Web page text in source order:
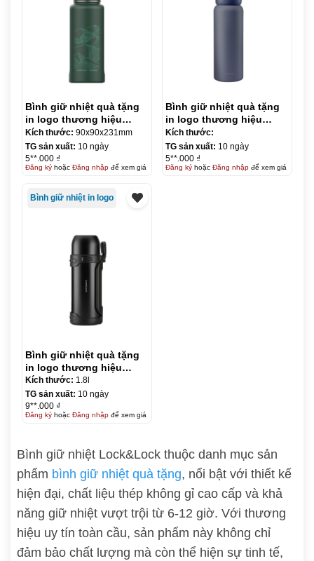
Bình giữ nhiệt quà tặng
in logo thương hiệu
LocknLock Riga Tumbler
897ml KQ-BGN45
Kích thước: 90x90x231mm
TG sản xuất: 10 ngày
5**.000 ₫
Đăng kýhoặc Đăng nhậpđể xem giá
Bình giữ nhiệt quà tặng
in logo thương hiệu
LocknLock Jumbo
Tumbler 900ml KQ-BGN41
Kích thước:
TG sản xuất: 10 ngày
5**.000 ₫
Đăng kýhoặc Đăng nhậpđể xem giá
Bình giữ nhiệt in logo
Bình giữ nhiệt quà tặng
in logo thương hiệu
LocknLock Easy Take
Hot Tank 1.8L KQ-BGN46
Kích thước: 1.8l
TG sản xuất: 10 ngày
9**.000 ₫
Đăng kýhoặc Đăng nhậpđể xem giá
Bình giữ nhiệt Lock&Lock thuộc danh mục sản
phẩm bình giữ nhiệt quà tặng, nổi bật với thiết kế
hiện đại, chất liệu thép không gỉ cao cấp và khả
năng giữ nhiệt vượt trội từ 6-12 giờ. Với thương
hiệu uy tín toàn cầu, sản phẩm này không chỉ
đảm bảo chất lượng mà còn thể hiện sự tinh tế,